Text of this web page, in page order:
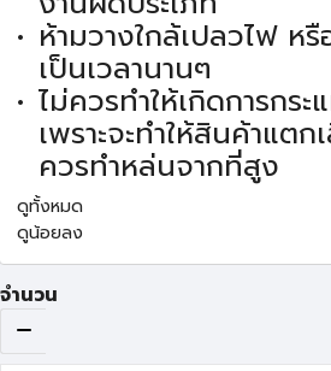
ห้ามวางใกล้เปลวไฟ ห
เป็นเวลานานๆ
ไม่ควรทำให้เกิดการกร
เพราะจะทำให้สินค้าแตก
ควรทำหล่นจากที่สูง
ดูทั้งหมด
ดูน้อยลง
จำนวน